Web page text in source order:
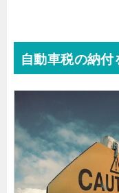
自動車税の納付